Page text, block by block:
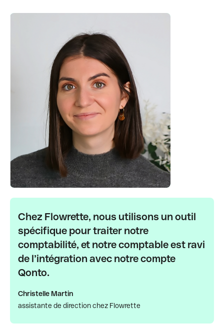
Chez Flowrette, nous utilisons un outil
spécifique pour traiter notre
comptabilité, et notre comptable est ravi
de l’intégration avec notre compte
Qonto.
Christelle Martin
assistante de direction chez Flowrette